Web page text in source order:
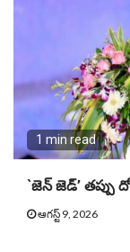
1 min read
`జెన్ జెడ్’
ఆగస్ట్ 9, 2026